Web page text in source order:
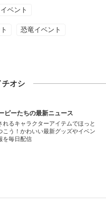
ベント
恐竜イベント
チオシ
ピーたちの最新ニュース
れるキャラクターアイテムでほっと
こう！かわいい最新グッズやイベン
を毎日配信